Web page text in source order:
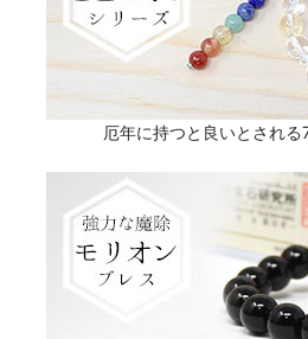
厄年に持つと良いとされ